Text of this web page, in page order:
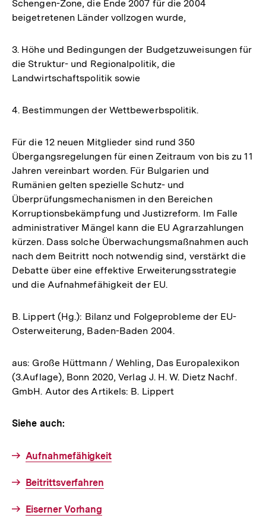
Schengen-Zone, die Ende 2007 für die 2004
beigetretenen Länder vollzogen wurde,
3. Höhe und Bedingungen der Budgetzuweisungen für
die Struktur- und Regionalpolitik, die
Landwirtschaftspolitik sowie
4. Bestimmungen der Wettbewerbspolitik.
Für die 12 neuen Mitglieder sind rund 350
Übergangsregelungen für einen Zeitraum von bis zu 11
Jahren vereinbart worden. Für Bulgarien und
Rumänien gelten spezielle Schutz- und
Überprüfungsmechanismen in den Bereichen
Korruptionsbekämpfung und Justizreform. Im Falle
administrativer Mängel kann die EU Agrarzahlungen
kürzen. Dass solche Überwachungsmaßnahmen auch
nach dem Beitritt noch notwendig sind, verstärkt die
Debatte über eine effektive Erweiterungsstrategie
und die Aufnahmefähigkeit der EU.
B. Lippert (Hg.): Bilanz und Folgeprobleme der EU-
Osterweiterung, Baden-Baden 2004.
aus: Große Hüttmann / Wehling, Das Europalexikon
(3.Auflage), Bonn 2020, Verlag J. H. W. Dietz Nachf.
GmbH. Autor des Artikels: B. Lippert
Siehe auch:
Aufnahmefähigkeit
Beitrittsverfahren
Eiserner Vorhang